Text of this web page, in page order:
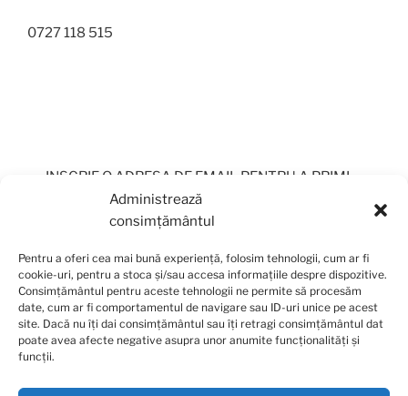
Administrează
consimțământul
Pentru a oferi cea mai bună experiență, folosim tehnologii, cum ar fi
cookie-uri, pentru a stoca și/sau accesa informațiile despre dispozitive.
Consimțământul pentru aceste tehnologii ne permite să procesăm
date, cum ar fi comportamentul de navigare sau ID-uri unice pe acest
site. Dacă nu îți dai consimțământul sau îți retragi consimțământul dat
poate avea afecte negative asupra unor anumite funcționalități și
funcții.
0727 118 515
INSCRIE O ADRESA DE EMAIL PENTRU A PRIMI
PERIODIC OFERTE